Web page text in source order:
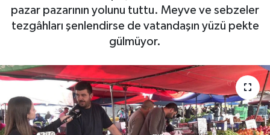
pazar pazarının yolunu tuttu. Meyve ve sebzeler
tezgâhları şenlendirse de vatandaşın yüzü pekte
gülmüyor.
GENEL
HABERDE İNSAN
KÜLTÜR-SANAT